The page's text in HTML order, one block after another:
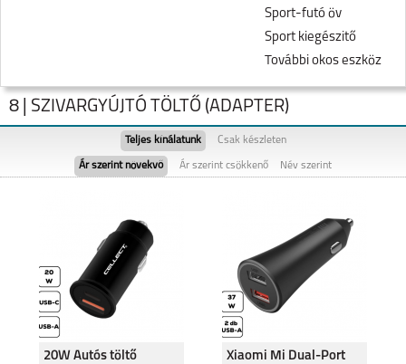
Sport-futó öv
Sport kiegészitő
További okos eszköz
REALME NOTE 50
8 | SZIVARGYÚJTÓ TÖLTŐ (ADAPTER)
Teljes kínálatunk Csak készleten
Ár szerint növekvő Ár szerint csökkenő Név szerint
20W Autós töltő
Xiaomi Mi Dual-Port